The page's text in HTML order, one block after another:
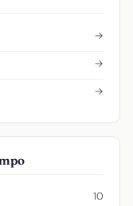
→
→
→
10